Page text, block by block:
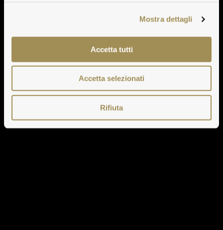
Mostra dettagli
Accetta tutti
Accetta selezionati
Rifiuta